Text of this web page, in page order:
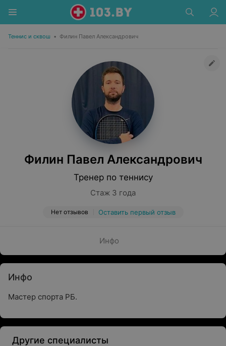
Теннис и сквош • Филин Павел Александрович
Филин Павел Александрович
Тренер по теннису
Стаж 3 года
Нет отзывов Оставить первый отзыв
Инфо
Инфо
Мастер спорта РБ.
Другие специалисты